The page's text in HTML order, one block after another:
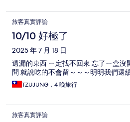
旅客真實評論
10/10 好極了
2025 年 7 月 18 日
遺漏的東西 ㄧ定找不回來 忘了ㄧ盒沒
問 就說吃的不會留～～～明明我們還
TZUJUNG，4 晚旅行
旅客真實評論